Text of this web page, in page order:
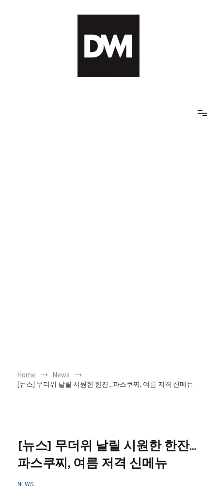
Home
News
[뉴스] 무더위 날릴 시원한 한잔…파스쿠찌, 여름 저격 신메뉴
[뉴스] 무더위 날릴 시원한 한잔…
파스쿠찌, 여름 저격 신메뉴
NEWS